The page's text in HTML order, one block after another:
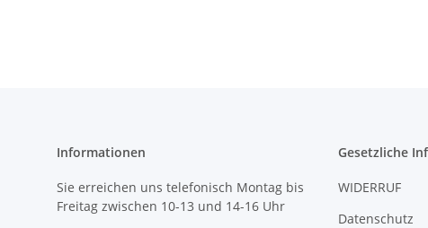
Informationen
Sie erreichen uns telefonisch Montag bis
Freitag zwischen 10-13 und 14-16 Uhr
Gesetzliche
WIDERRUF
Datenschutz